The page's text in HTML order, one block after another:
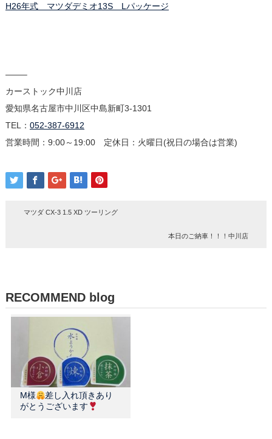
H26年式 マツダデミオ13S Lパッケージ
——–
カーストック中川店
愛知県名古屋市中川区中島新町3-1301
TEL： 052-387-6912
営業時間：9:00～19:00 定休日：火曜日(祝日の場合は営業)
マツダ CX-3 1.5 XD ツーリング
本日のご納車！！！中川店
RECOMMEND blog
M様
差し入れ頂きあり
がとうございます